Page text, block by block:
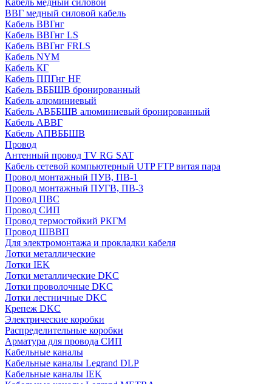
ВВГ медный силовой кабель
Кабель ВВГнг
Кабель ВВГнг LS
Кабель ВВГнг FRLS
Кабель NYM
Кабель КГ
Кабель ППГнг HF
Кабель ВББШВ бронированный
Кабель алюминиевый
Кабель АВББШВ алюминиевый бронированный
Кабель АВВГ
Кабель АПВББШВ
Провод
Антенный провод TV RG SAT
Кабель сетевой компьютерный UTP FTP витая пара
Провод монтажный ПУВ, ПВ-1
Провод монтажный ПУГВ, ПВ-3
Провод ПВС
Провод СИП
Провод термостойкий РКГМ
Провод ШВВП
Для электромонтажа и прокладки кабеля
Лотки металлические
Лотки IEK
Лотки металлические DKC
Лотки проволочные DKC
Лотки лестничные DKC
Крепеж DKC
Электрические коробки
Распределительные коробки
Арматура для провода СИП
Кабельные каналы
Кабельные каналы Legrand DLP
Кабельные каналы IEK